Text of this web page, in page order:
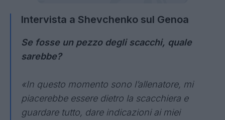
Intervista a Shevchenko sul Genoa
Se fosse un pezzo degli scacchi, quale
sarebbe?
«In questo momento sono l’allenatore, mi
piacerebbe essere dietro la scacchiera e
guardare tutto, dare indicazioni ai miei